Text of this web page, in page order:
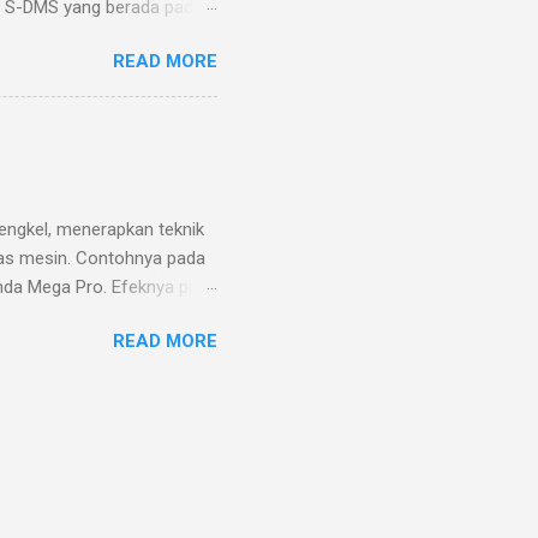
DMS yang berada pada
yang telah di setel
dari 2 detik. Ada 3 pilihan
mode eco
READ MORE
menerapkan teknik
mesin. Contohnya pada
Mega Pro. Efeknya pun
bobot atau
berat bandul kruk as
READ MORE